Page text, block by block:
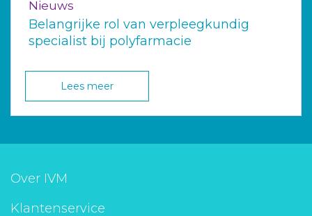
Nieuws
Belangrijke rol van verpleegkundig
specialist bij polyfarmacie
Lees meer
Over IVM
Klantenservice